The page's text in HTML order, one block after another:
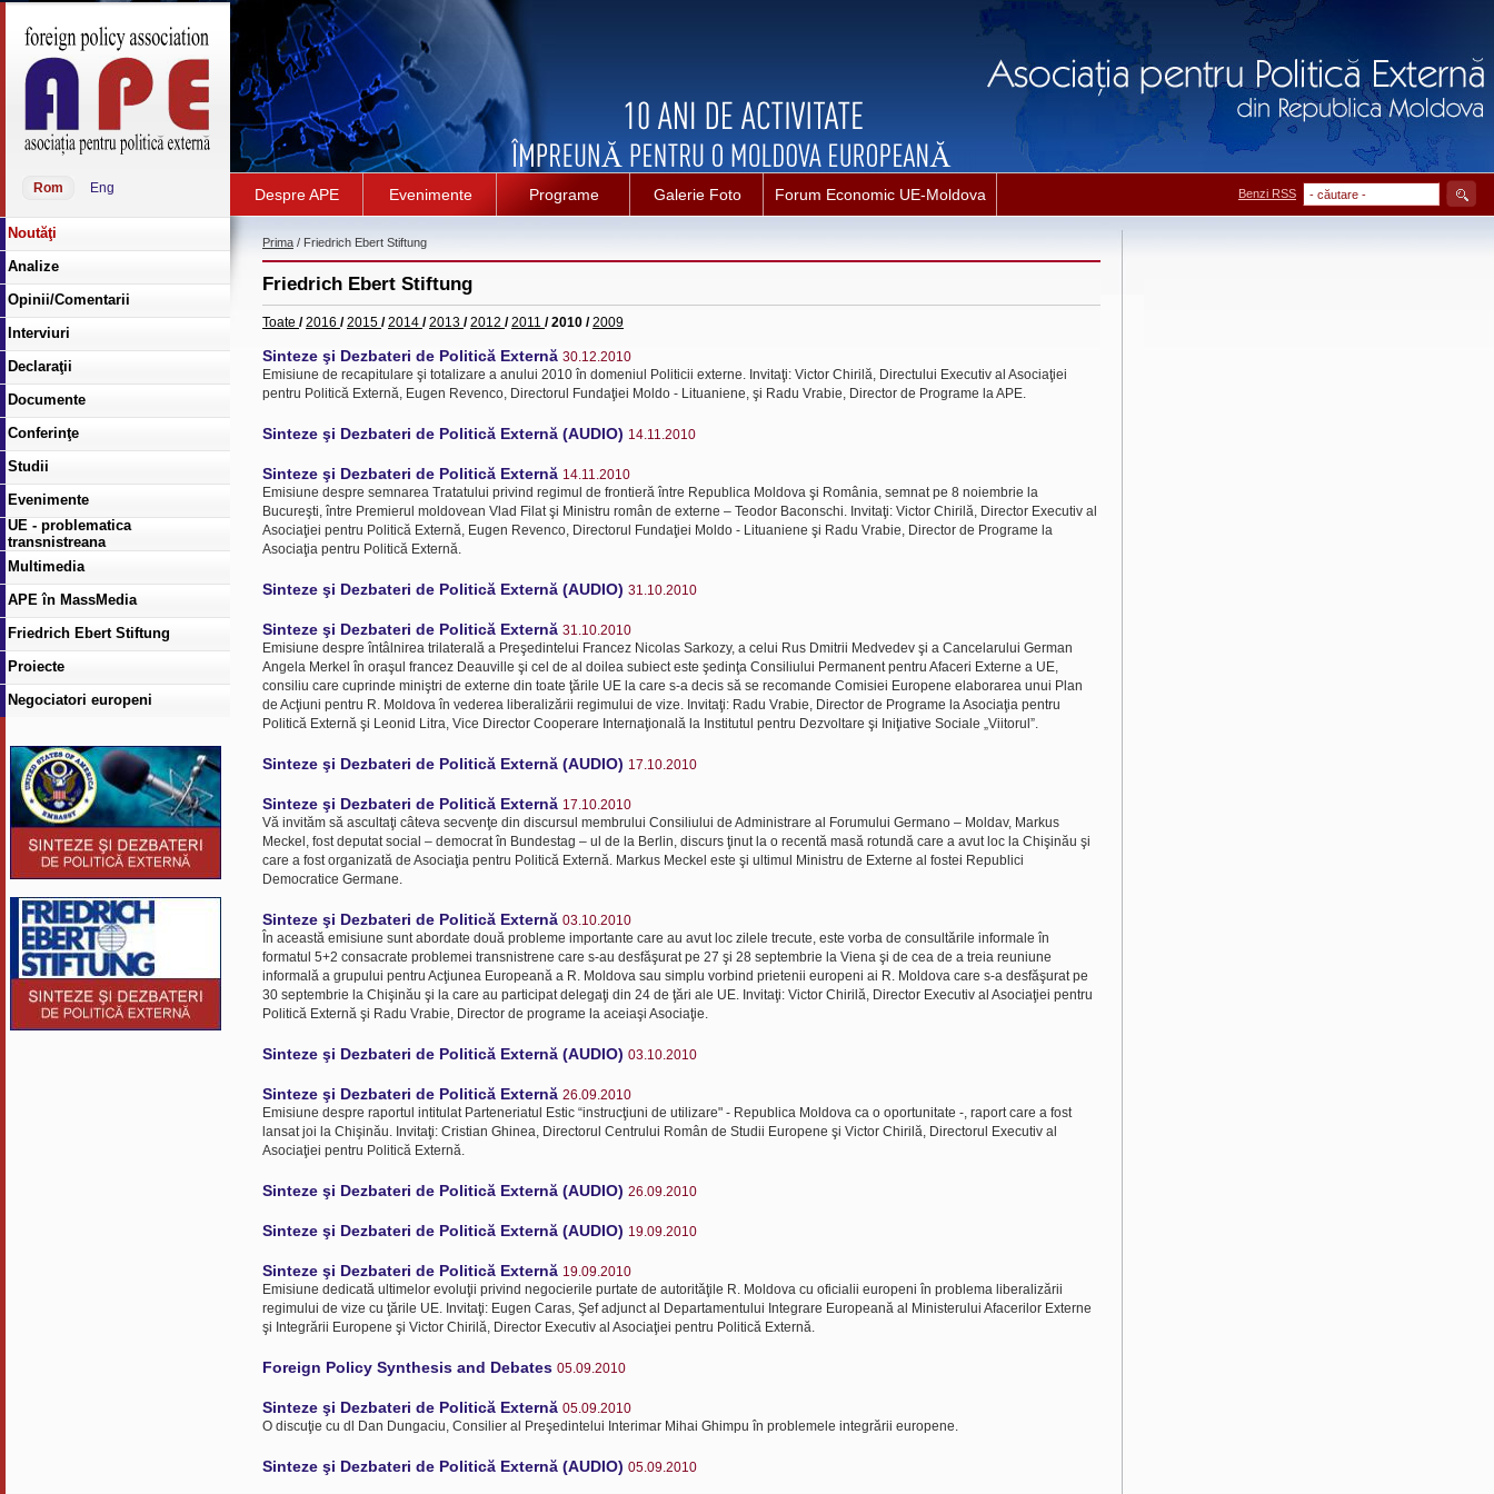
Rom Eng Despre APE Evenimente Programe Galerie Foto Forum Economic UE-Moldova Benzi RSS
Noutăţi
Analize
Opinii/Comentarii
Interviuri
Declaraţii
Documente
Conferinţe
Studii
Evenimente
UE - problematica
transnistreana
Multimedia
APE în MassMedia
Friedrich Ebert Stiftung
Proiecte
Negociatori europeni
Prima / Friedrich Ebert Stiftung
Friedrich Ebert Stiftung
Toate /2016 /2015 /2014 /2013 /2012 /2011 / 2010 /2009
Sinteze şi Dezbateri de Politică Externă 30.12.2010
Emisiune de recapitulare şi totalizare a anului 2010 în domeniul Politicii externe. Invitaţi: Victor Chirilă, Directului Executiv al Asociaţiei
pentru Politică Externă, Eugen Revenco, Directorul Fundaţiei Moldo - Lituaniene, şi Radu Vrabie, Director de Programe la APE.
Sinteze şi Dezbateri de Politică Externă (AUDIO) 14.11.2010
Sinteze şi Dezbateri de Politică Externă 14.11.2010
Emisiune despre semnarea Tratatului privind regimul de frontieră între Republica Moldova şi România, semnat pe 8 noiembrie la
Bucureşti, între Premierul moldovean Vlad Filat şi Ministru român de externe – Teodor Baconschi. Invitaţi: Victor Chirilă, Director Executiv al
Asociaţiei pentru Politică Externă, Eugen Revenco, Directorul Fundaţiei Moldo - Lituaniene şi Radu Vrabie, Director de Programe la
Asociaţia pentru Politică Externă.
Sinteze şi Dezbateri de Politică Externă (AUDIO) 31.10.2010
Sinteze şi Dezbateri de Politică Externă 31.10.2010
Emisiune despre întâlnirea trilaterală a Preşedintelui Francez Nicolas Sarkozy, a celui Rus Dmitrii Medvedev şi a Cancelarului German
Angela Merkel în oraşul francez Deauville şi cel de al doilea subiect este şedinţa Consiliului Permanent pentru Afaceri Externe a UE,
consiliu care cuprinde miniştri de externe din toate ţările UE la care s-a decis să se recomande Comisiei Europene elaborarea unui Plan
de Acţiuni pentru R. Moldova în vederea liberalizării regimului de vize. Invitaţi: Radu Vrabie, Director de Programe la Asociaţia pentru
Politică Externă şi Leonid Litra, Vice Director Cooperare Internaţională la Institutul pentru Dezvoltare şi Iniţiative Sociale „Viitorul”.
Sinteze şi Dezbateri de Politică Externă (AUDIO) 17.10.2010
Sinteze şi Dezbateri de Politică Externă 17.10.2010
Vă invităm să ascultaţi câteva secvenţe din discursul membrului Consiliului de Administrare al Forumului Germano – Moldav, Markus
Meckel, fost deputat social – democrat în Bundestag – ul de la Berlin, discurs ţinut la o recentă masă rotundă care a avut loc la Chişinău şi
care a fost organizată de Asociaţia pentru Politică Externă. Markus Meckel este şi ultimul Ministru de Externe al fostei Republici
Democratice Germane.
Sinteze şi Dezbateri de Politică Externă 03.10.2010
În această emisiune sunt abordate două probleme importante care au avut loc zilele trecute, este vorba de consultările informale în
formatul 5+2 consacrate problemei transnistrene care s-au desfăşurat pe 27 şi 28 septembrie la Viena şi de cea de a treia reuniune
informală a grupului pentru Acţiunea Europeană a R. Moldova sau simplu vorbind prietenii europeni ai R. Moldova care s-a desfăşurat pe
30 septembrie la Chişinău şi la care au participat delegaţi din 24 de ţări ale UE. Invitaţi: Victor Chirilă, Director Executiv al Asociaţiei pentru
Politică Externă şi Radu Vrabie, Director de programe la aceiaşi Asociaţie.
Sinteze şi Dezbateri de Politică Externă (AUDIO) 03.10.2010
Sinteze şi Dezbateri de Politică Externă 26.09.2010
Emisiune despre raportul intitulat Parteneriatul Estic “instrucţiuni de utilizare" - Republica Moldova ca o oportunitate -, raport care a fost
lansat joi la Chişinău. Invitaţi: Cristian Ghinea, Directorul Centrului Român de Studii Europene şi Victor Chirilă, Directorul Executiv al
Asociaţiei pentru Politică Externă.
Sinteze şi Dezbateri de Politică Externă (AUDIO) 26.09.2010
Sinteze şi Dezbateri de Politică Externă (AUDIO) 19.09.2010
Sinteze şi Dezbateri de Politică Externă 19.09.2010
Emisiune dedicată ultimelor evoluţii privind negocierile purtate de autorităţile R. Moldova cu oficialii europeni în problema liberalizării
regimului de vize cu ţările UE. Invitaţi: Eugen Caras, Şef adjunct al Departamentului Integrare Europeană al Ministerului Afacerilor Externe
şi Integrării Europene şi Victor Chirilă, Director Executiv al Asociaţiei pentru Politică Externă.
Foreign Policy Synthesis and Debates 05.09.2010
Sinteze şi Dezbateri de Politică Externă 05.09.2010
O discuţie cu dl Dan Dungaciu, Consilier al Preşedintelui Interimar Mihai Ghimpu în problemele integrării europene.
Sinteze şi Dezbateri de Politică Externă (AUDIO) 05.09.2010